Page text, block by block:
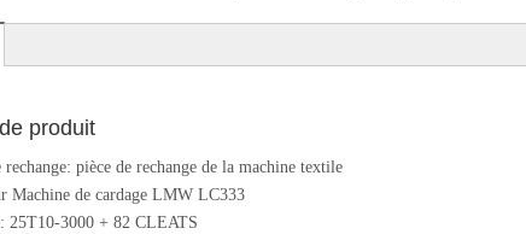
produit
pièce de rechange de la machine textile
Machine de cardage LMW LC333
25T10-3000 + 82 CLEATS